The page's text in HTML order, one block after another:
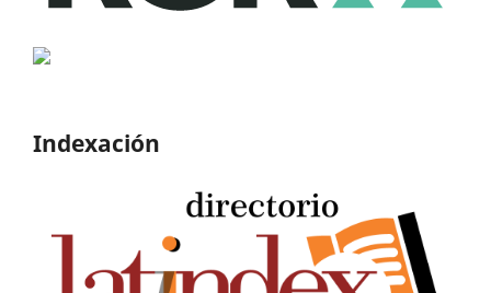
Indexación